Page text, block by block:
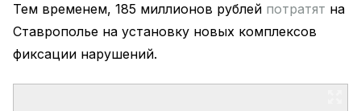
Тем временем, 185 миллионов рублей потратят на
Ставрополье на установку новых комплексов
фиксации нарушений.